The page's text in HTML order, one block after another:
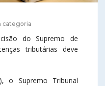
categoria
do Supremo de
tributárias deve
o Supremo Tribunal